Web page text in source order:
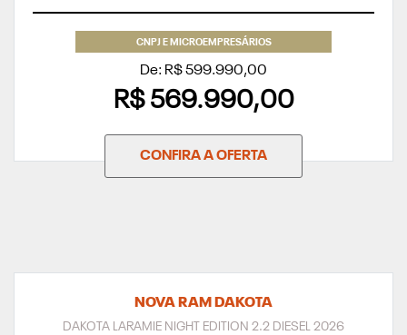
CNPJ E MICROEMPRESÁRIOS
De: R$ 599.990,00
R$ 569.990,00
CONFIRA A OFERTA
NOVA RAM DAKOTA
DAKOTA LARAMIE NIGHT EDITION 2.2 DIESEL 2026